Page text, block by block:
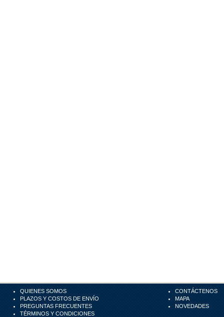
QUIENES SOMOS
PLAZOS Y COSTOS DE ENVÍO
PREGUNTAS FRECUENTES
TÉRMINOS Y CONDICIONES
CONTÁCTENOS
MAPA
NOVEDADES